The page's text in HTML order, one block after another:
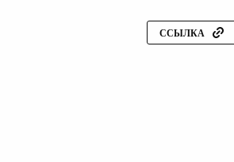
ССЫЛКА